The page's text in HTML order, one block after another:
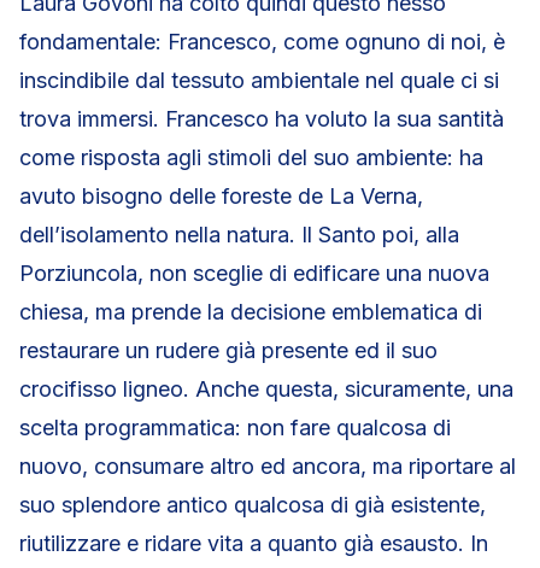
fondamentale: Francesco, come ognuno di noi, è
inscindibile dal tessuto ambientale nel quale ci si
trova immersi. Francesco ha voluto la sua santità
come risposta agli stimoli del suo ambiente: ha
avuto bisogno delle foreste de La Verna,
dell’isolamento nella natura. Il Santo poi, alla
Porziuncola, non sceglie di edificare una nuova
chiesa, ma prende la decisione emblematica di
restaurare un rudere già presente ed il suo
crocifisso ligneo. Anche questa, sicuramente, una
scelta programmatica: non fare qualcosa di
nuovo, consumare altro ed ancora, ma riportare al
suo splendore antico qualcosa di già esistente,
riutilizzare e ridare vita a quanto già esausto. In